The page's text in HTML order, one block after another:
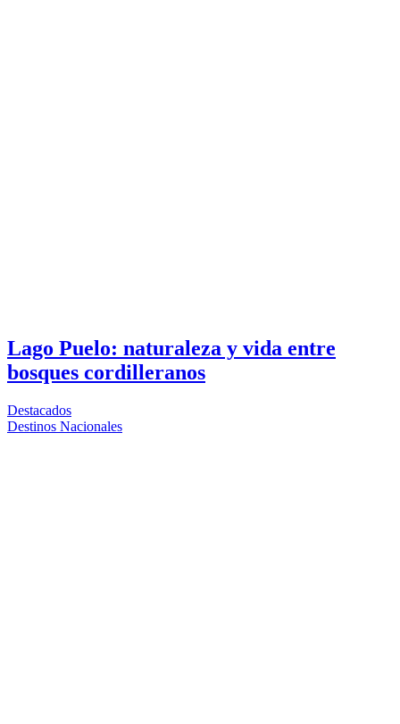
Lago Puelo: naturaleza y vida entre
bosques cordilleranos
Destacados
Destinos Nacionales